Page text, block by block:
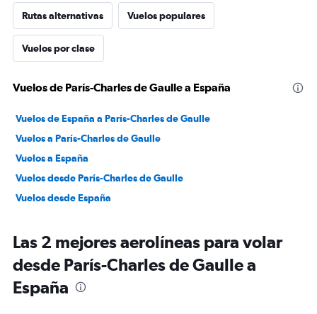
Rutas alternativas Vuelos populares
Vuelos por clase
Vuelos de París-Charles de Gaulle a España
Vuelos de España a París-Charles de Gaulle
Vuelos a París-Charles de Gaulle
Vuelos a España
Vuelos desde París-Charles de Gaulle
Vuelos desde España
Las 2 mejores aerolíneas para volar
desde París-Charles de Gaulle a
España